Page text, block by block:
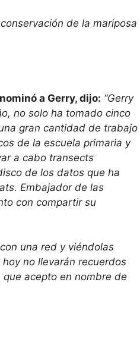
de la mariposa
a Gerry, dijo: “Gerry
no solo ha tomado cinco
gran cantidad de trabajo
de la escuela primaria y
a cabo transects
de los datos que ha
Embajador de las
con compartir su
una red y viéndolas
no llevarán recuerdos
acepto en nombre de